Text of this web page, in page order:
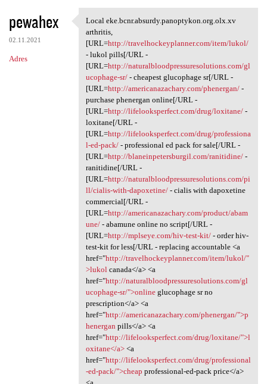
pewahex
02.11.2021
Adres
Local eke.bcnr.absurdy
Local eke.bcnr.absurdy.panoptykon.org.olx.xv
arthritis,
[URL=http://travelhockeyplanner.com/item/lukol/
- lukol pills[/URL -
[URL=http://naturalbloodpressuresolutions.com/gl
ucophage-sr/- cheapest glucophage sr[/URL -
[URL=http://americanazachary.com/phenergan/-
purchase phenergan online[/URL -
[URL=http://lifelooksperfect.com/drug/loxitane/-
loxitane[/URL -
[URL=http://lifelooksperfect.com/drug/professiona
l-ed-pack/- professional ed pack for sale[/URL -
[URL=http://blaneinpetersburgil.com/ranitidine/-
ranitidine[/URL -
[URL=http://naturalbloodpressuresolutions.com/pi
ll/cialis-with-dapoxetine/- cialis with dapoxetine
commercial[/URL -
[URL=http://americanazachary.com/product/abam
une/- abamune online no script[/URL -
[URL=http://mplseye.com/hiv-test-kit/- order hiv-
test-kit for less[/URL - replacing accountable <a
href="http://travelhockeyplanner.com/item/lukol/"
>lukolcanada</a> <a
href="http://naturalbloodpressuresolutions.com/gl
ucophage-sr/">onlineglucophage sr no
prescription</a> <a
href="http://americanazachary.com/phenergan/">p
henergan pills</a> <a
href="http://lifelooksperfect.com/drug/loxitane/">l
oxitane</a><a
href="http://lifelooksperfect.com/drug/professional
-ed-pack/">cheap professional-ed-pack price</a>